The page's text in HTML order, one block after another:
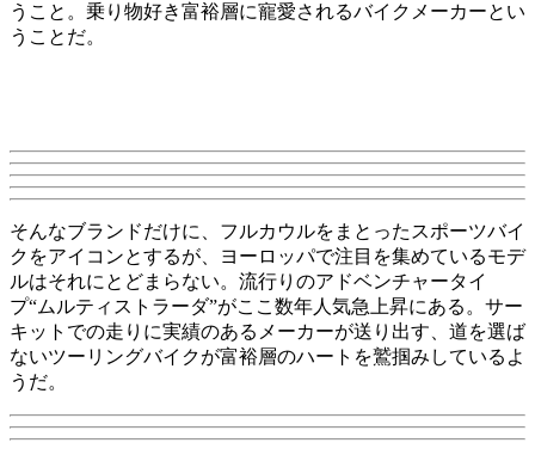
うこと。乗り物好き富裕層に寵愛されるバイクメーカーとい
うことだ。
そんなブランドだけに、フルカウルをまとったスポーツバイ
クをアイコンとするが、ヨーロッパで注目を集めているモデ
ルはそれにとどまらない。流行りのアドベンチャータイ
プ“ムルティストラーダ”がここ数年人気急上昇にある。サー
キットでの走りに実績のあるメーカーが送り出す、道を選ば
ないツーリングバイクが富裕層のハートを鷲掴みしているよ
うだ。